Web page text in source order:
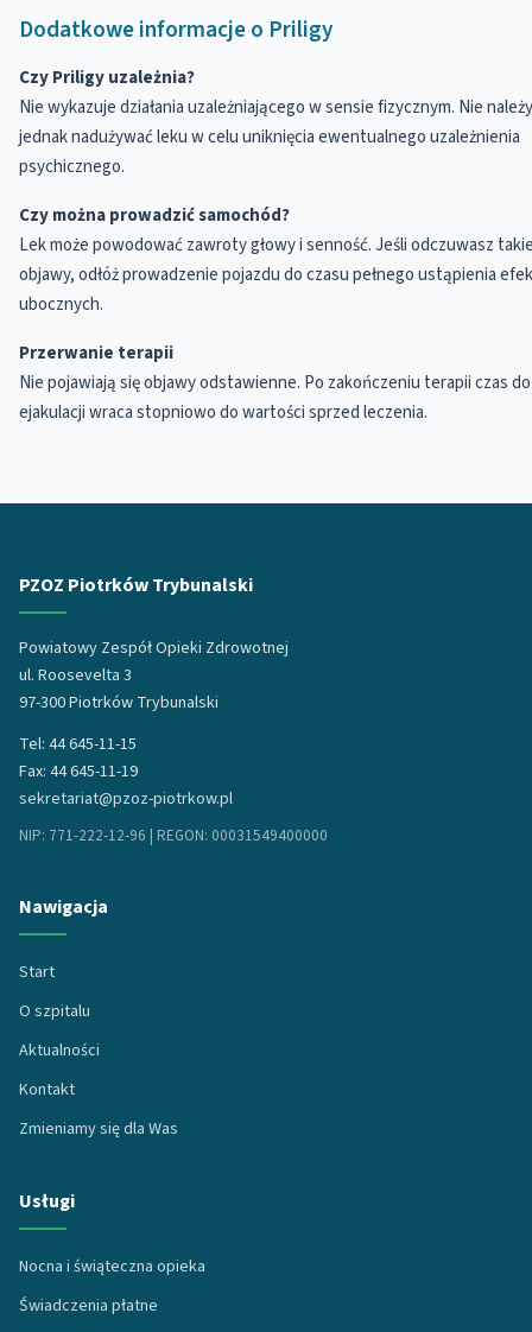
Dodatkowe informacje o Priligy
Czy Priligy uzależnia?
Nie wykazuje działania uzależniającego w sensie fizycznym. Nie należy
jednak nadużywać leku w celu uniknięcia ewentualnego uzależnienia
psychicznego.
Czy można prowadzić samochód?
Lek może powodować zawroty głowy i senność. Jeśli odczuwasz
objawy, odłóż prowadzenie pojazdu do czasu pełnego ustąpienia
ubocznych.
Przerwanie terapii
Nie pojawiają się objawy odstawienne. Po zakończeniu terapii czas do
ejakulacji wraca stopniowo do wartości sprzed leczenia.
PZOZ Piotrków Trybunalski
Powiatowy Zespół Opieki Zdrowotnej
ul. Roosevelta 3
97-300 Piotrków Trybunalski
Tel: 44 645-11-15
Fax: 44 645-11-19
sekretariat@pzoz-piotrkow.pl
NIP: 771-222-12-96 | REGON: 00031549400000
Nawigacja
Start
O szpitalu
Aktualności
Kontakt
Zmieniamy się dla Was
Usługi
Nocna i świąteczna opieka
Świadczenia płatne